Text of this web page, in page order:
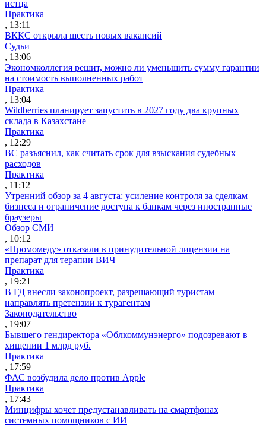
истца
Практика
, 13:11
ВККС открыла шесть новых вакансий
Судьи
, 13:06
Экономколлегия решит, можно ли уменьшить сумму гарантии
на стоимость выполненных работ
Практика
, 13:04
Wildberries планирует запустить в 2027 году два крупных
склада в Казахстане
Практика
, 12:29
ВС разъяснил, как считать срок для взыскания судебных
расходов
Практика
, 11:12
Утренний обзор за 4 августа: усиление контроля за сделкам
бизнеса и ограничение доступа к банкам через иностранные
браузеры
Обзор СМИ
, 10:12
«Промомеду» отказали в принудительной лицензии на
препарат для терапии ВИЧ
Практика
, 19:21
В ГД внесли законопроект, разрешающий туристам
направлять претензии к турагентам
Законодательство
, 19:07
Бывшего гендиректора «Облкоммунэнерго» подозревают в
хищении 1 млрд руб.
Практика
, 17:59
ФАС возбудила дело против Apple
Практика
, 17:43
Минцифры хочет предустанавливать на смартфонах
системных помощников с ИИ